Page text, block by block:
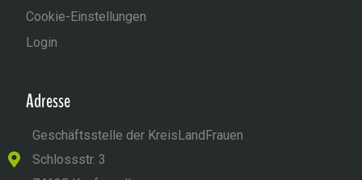
Cookie-Einstellungen
Login
Adresse
Geschäftsstelle der KreisLandFrauen
Schlossstr. 3